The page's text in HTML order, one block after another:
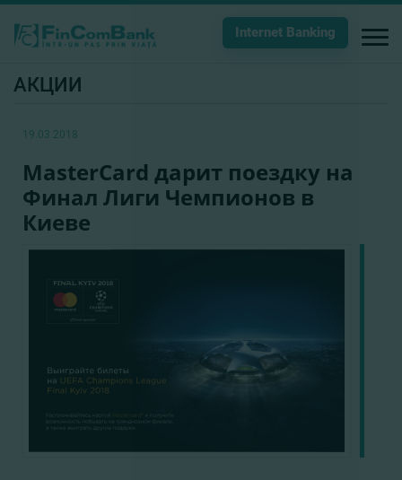
Internet Banking
АКЦИИ
19.03.2018
MasterCard дарит поездку на
Финал Лиги Чемпионов в
Киеве